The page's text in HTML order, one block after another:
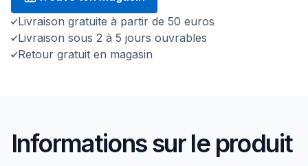
Livraison gratuite à partir de 50 euros
Livraison sous 2 à 5 jours ouvrables
Retour gratuit en magasin
Informations sur le produit